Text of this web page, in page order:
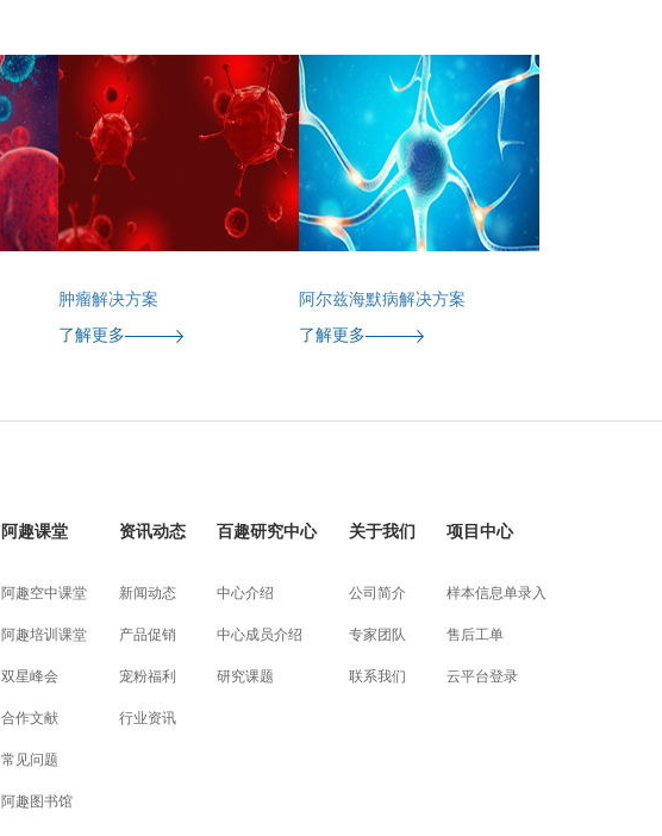
肿瘤解决方案
阿尔兹海默病解决方案
了解更多 了解更多
阿趣课堂
阿趣空中课堂
阿趣培训课堂
双星峰会
合作文献
常见问题
阿趣图书馆
资讯动态
新闻动态
产品促销
宠粉福利
行业资讯
百趣研究中心
中心介绍
中心成员介绍
研究课题
关于我们
公司简介
专家团队
联系我们
项目中心
样本信息单录入
售后工单
云平台登录